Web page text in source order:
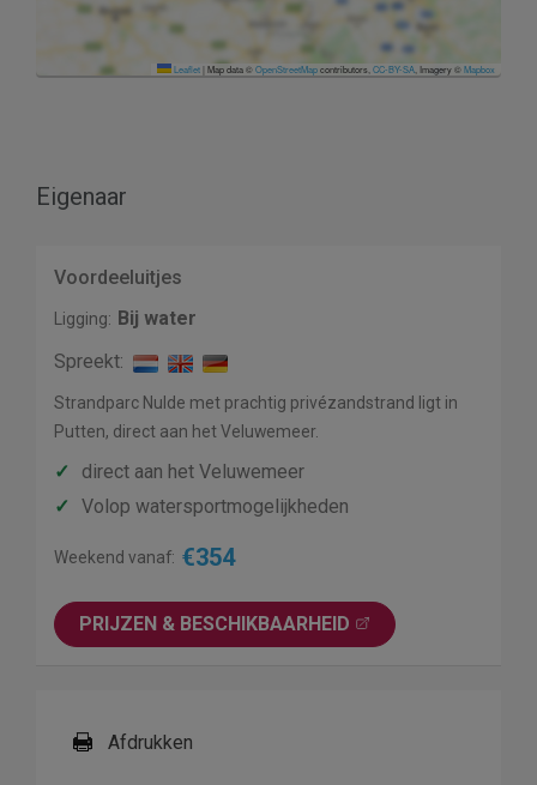
Leaflet|Map data ©OpenStreetMapcontributors,CC-BY-SA, Imagery ©Mapbox
Eigenaar
Voordeeluitjes
Ligging: Bij water
Spreekt:
Strandparc Nulde met prachtig privézandstrand ligt in
Putten, direct aan het Veluwemeer.
✓
direct aan het Veluwemeer
✓
Volop watersportmogelijkheden
Weekend vanaf: €354
PRIJZEN & BESCHIK­BAARHEID
Afdrukken